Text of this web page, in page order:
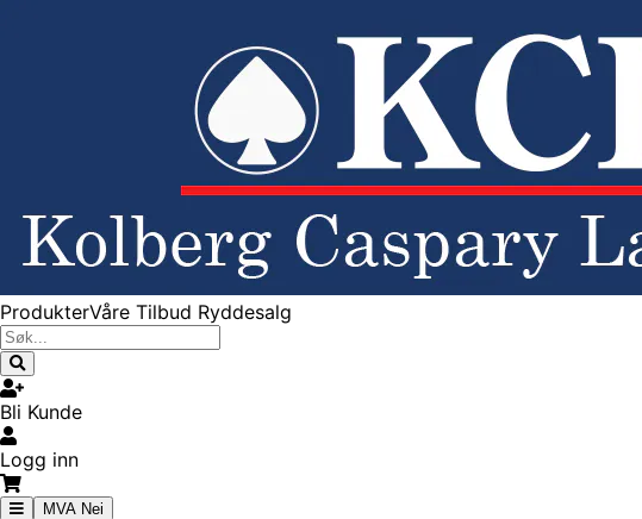
ProdukterVåre Tilbud Ryddesalg
Bli Kunde
Logg inn
MVA Nei